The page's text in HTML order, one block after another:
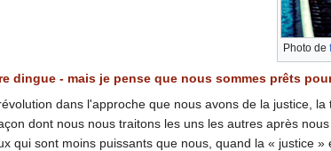
Photo de
dingue - mais je pense que nous sommes prêts
dans l'approche que nous avons de la justice,
dont nous nous traitons les uns les autres après
qui sont moins puissants que nous, quand la « justice »